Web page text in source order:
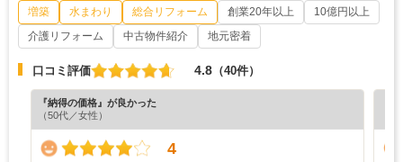
増築 水まわり 総合リフォーム 創業20年以上
10億円以上
介護リフォーム
中古物件紹介 地元密着
口コミ評価 4.8 （40件）
『納得の価格』が良かった
（50代／女性）
4